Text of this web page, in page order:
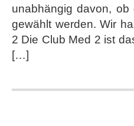
unabhängig davon,
gewählt werden. Wir
2 Die Club Med 2 ist
[…]